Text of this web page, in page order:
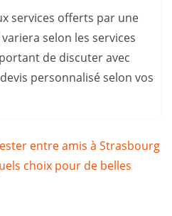
services offerts par une
selon les services
de discuter avec
personnalisé selon vos
entre amis à Strasbourg
choix pour de belles